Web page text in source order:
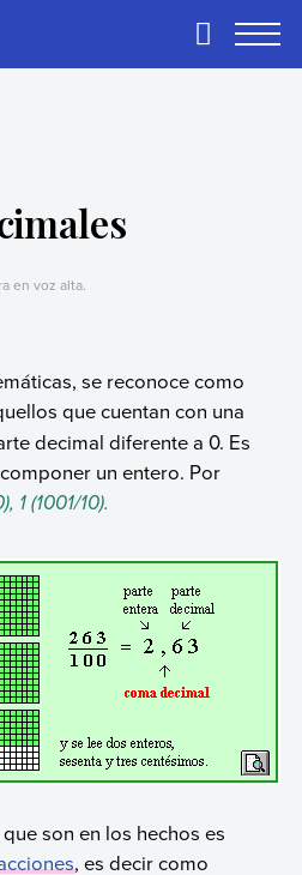
Primary
en voz alta.
se reconoce como
que cuentan con una
decimal diferente a 0. Es
un entero. Por
1 (1001/10).
son en los hechos es
, es decir como